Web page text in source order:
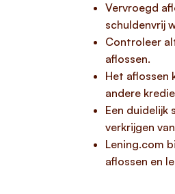
Vervroegd
schuldenvrij
Controleer
aflossen.
Het aflossen
andere
Een
verkrijgen
Lening.com
aflossen en